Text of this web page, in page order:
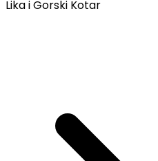
Lika i Gorski Kotar